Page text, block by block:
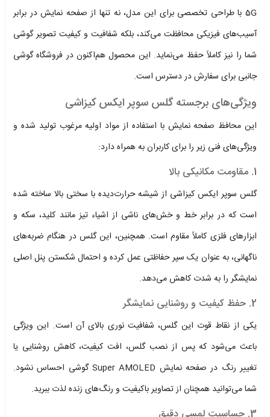
5G با طراحی تخصصی برای این مدل، نه تنها از صفحه نمایش در برابر
آسیب‌های فیزیکی محافظت می‌کند، بلکه شفافیت و کیفیت تصویر گوشی
شما را نیز کاملاً حفظ می‌نماید. این محصول هم‌اکنون در فروشگاه گوشی
جانبی برای سفارش در دسترس است.
ویژگی‌های برجسته گلس سوپر ایکس کیزاشی
این محافظ صفحه نمایش با استفاده از مواد اولیه مرغوب تولید شده و
ویژگی‌های فنی زیر را برای کاربران به همراه دارد:
1. مقاومت مکانیکی بالا
گلس سوپر ایکس کیزاشی از شیشه حرارت‌دیده با سختی بالا ساخته شده
است که در برابر خط و خش‌های ناشی از اشیاء تیز مانند کلید، سکه و
ابزارهای فلزی کاملاً مقاوم است. همچنین، این گلس در هنگام ضربه‌های
ناگهانی، به عنوان یک سپر حفاظتی عمل کرده و احتمال شکستن پنل اصلی
نمایشگر را به شدت کاهش می‌دهد.
2. حفظ کیفیت و روشنایی نمایشگر
یکی از نقاط قوت این گلس، شفافیت نوری بالای آن است. این ویژگی
باعث می‌شود که پس از نصب گلس، افت کیفیت، کاهش روشنایی یا
تغییر رنگ در صفحه نمایش Super AMOLED گوشی احساس نشود.
شما می‌توانید همچنان از تصاویر باکیفیت و رنگ‌های زنده لذت ببرید.